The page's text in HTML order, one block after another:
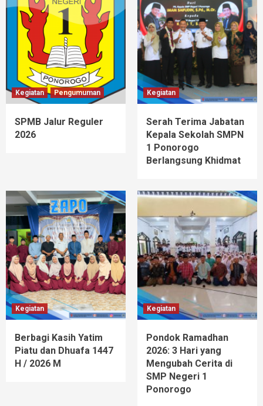
Kegiatan Pengumuman
SPMB Jalur Reguler
2026
Kegiatan
Serah Terima Jabatan
Kepala Sekolah SMPN
1 Ponorogo
Berlangsung Khidmat
Kegiatan
Berbagi Kasih Yatim
Piatu dan Dhuafa 1447
H / 2026 M
Kegiatan
Pondok Ramadhan
2026: 3 Hari yang
Mengubah Cerita di
SMP Negeri 1
Ponorogo